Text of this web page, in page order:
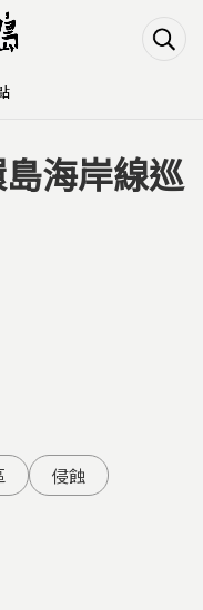
海岸線巡
侵蝕